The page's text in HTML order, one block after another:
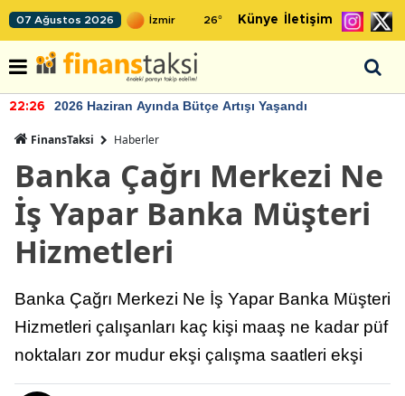
07 Ağustos 2026 26° Künye İletişim
22:26 2026 Haziran Ayında Bütçe Artışı Yaşandı
FinansTaksi Haberler
Banka Çağrı Merkezi Ne
İş Yapar Banka Müşteri
Hizmetleri
Banka Çağrı Merkezi Ne İş Yapar Banka Müşteri
Hizmetleri çalışanları kaç kişi maaş ne kadar püf
noktaları zor mudur ekşi çalışma saatleri ekşi